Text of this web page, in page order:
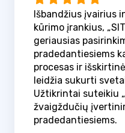
Išbandžius įvairius
kūrimo įrankius,
geriausias
pradedantiesiems
procesas ir
leidžia sukurti
Užtikrintai suteikiu
žvaigždučių
pradedantiesiems.